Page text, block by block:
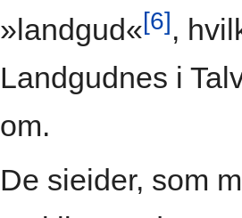
»landgud«[6],
Landgudnes i
om.
De sieider, som